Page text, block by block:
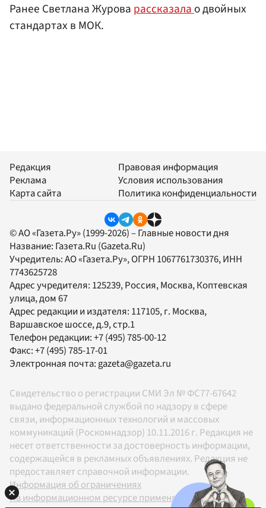
Ранее Светлана Журова рассказалао двойных
стандартах в МОК.
Редакция
Реклама
Карта сайта
Правовая информация
Условия использования
Политика конфиденциальности
© АО «Газета.Ру» (1999-2026) – Главные новости дня
Название: Газета.Ru (Gazeta.Ru)
Учредитель:АО «Газета.Ру», ОГРН 1067761730376, ИНН
7743625728
Адрес учредителя: 125239, Россия, Москва, Коптевская
улица, дом 67
Адрес редакции и издателя: 117105, г. Москва,
Варшавское шоссе, д.9, стр.1
Телефон редакции:+7 (495) 785-00-12
Факс:+7 (495) 785-17-01
Электронная почта: gazeta@gazeta.ru
Свидетельство о регистрации СМИ Эл № ФС77-67642
выдано федеральной службой по надзору в сфере
связи, информационных технологий и массовых
коммуникаций (Роскомнадзор) 10.11.2016 г. Редакция не
несет ответственности за достоверность информации,
содержащейся в рекламных объявлениях. Редакция не
предоставляет справочной информации.
Информация об ограничениях
На информационном ресурсе применяются